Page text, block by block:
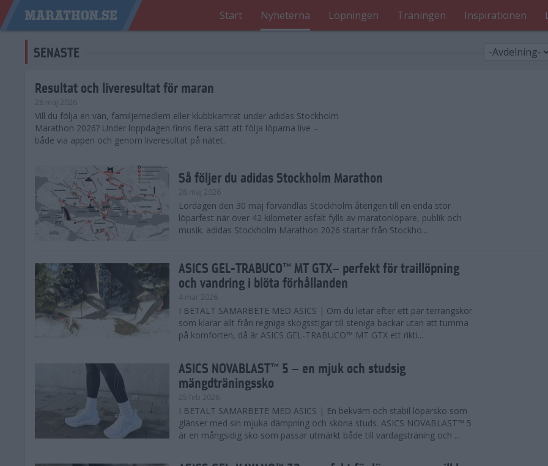
Start Nyheterna Löpningen Träningen Inspirationen
SENASTE
Resultat och liveresultat för maran
28 maj 2026
​Vill du följa en vän, familjemedlem eller klubbkamrat under adidas Stockholm
Marathon 2026? Under loppdagen finns flera sätt att följa löparna live –
både via appen och genom liveresultat på nätet.
Så följer du adidas Stockholm Marathon
28 maj 2026
Lördagen den 30 maj förvandlas Stockholm återigen till en enda stor
löparfest när över 42 kilometer asfalt fylls av maratonlöpare, publik och
musik. adidas Stockholm Marathon 2026 startar från Stockho...
ASICS GEL-TRABUCO™ MT GTX– perfekt för traillöpning
och vandring i blöta förhållanden
4 mar 2026
I BETALT SAMARBETE MED ASICS | Om du letar efter ett par terrängskor
som klarar allt från regniga skogsstigar till steniga backar utan att tumma
på komforten, då är ASICS GEL-TRABUCO™ MT GTX ett rikti...
ASICS NOVABLAST™ 5 – en mjuk och studsig
mängdträningssko
25 feb 2026
I BETALT SAMARBETE MED ASICS | En bekväm och stabil löparsko som
glänser med sin mjuka dämpning och sköna studs. ASICS NOVABLAST™ 5
är en mångsidig sko som passar utmärkt både till vardagsträning och ...